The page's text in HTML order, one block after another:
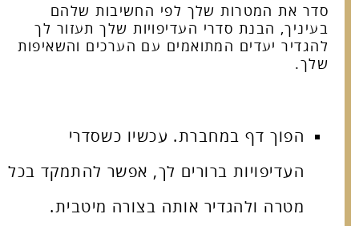
סדר את המטרות שלך לפי החשיבות שלהם
בעיניך, הבנת סדרי העדיפויות שלך תעזור לך
להגדיר יעדים המתואמים עם הערכים והשאיפות
שלך.
הפוך דף במחברת. עכשיו כשסדרי
העדיפויות ברורים לך, אפשר להתמקד בכל
מטרה ולהגדיר אותה בצורה מיטבית.